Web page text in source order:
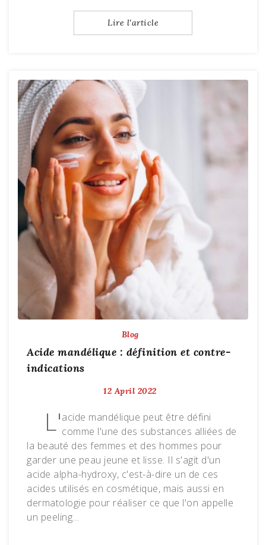
Lire l'article
Blog
Acide mandélique : définition et contre-
indications
12 April 2022
L'acide mandélique peut être défini
comme l'une des substances alliées de
la beauté des femmes et des hommes pour
garder une peau jeune et lisse. Il s'agit d'un
acide alpha-hydroxy, c'est-à-dire un de ces
acides utilisés en cosmétique, mais aussi en
dermatologie pour réaliser ce que l'on appelle
un peeling…